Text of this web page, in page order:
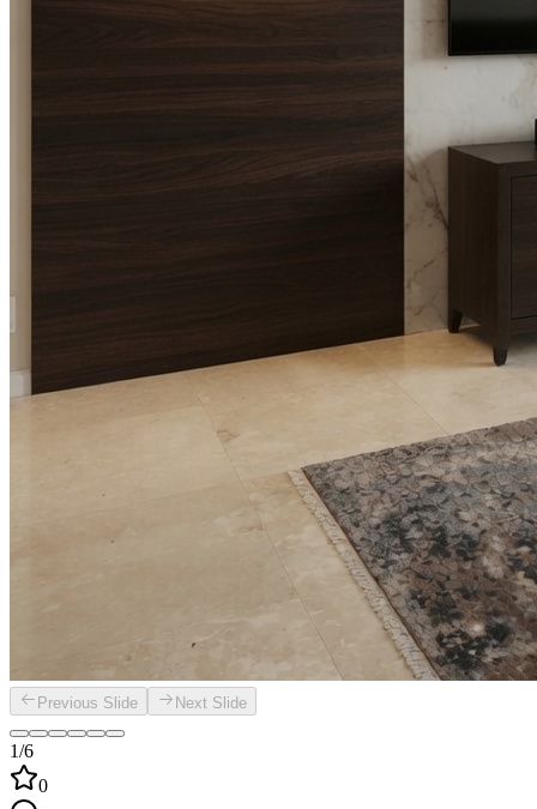
Previous Slide Next Slide
1/6
0